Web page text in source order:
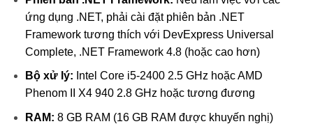
ứng dụng .NET, phải cài đặt phiên bản .NET
Framework tương thích với DevExpress Universal
Complete, .NET Framework 4.8 (hoặc cao hơn)
Bộ xử lý: Intel Core i5-2400 2.5 GHz hoặc AMD
Phenom II X4 940 2.8 GHz hoặc tương đương
RAM: 8 GB RAM (16 GB RAM được khuyến nghị)